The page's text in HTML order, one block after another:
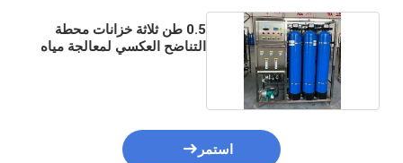
0.5 طن ثلاثة خزانات محطة
التناضح العكسي لمعالجة مياه
استمر